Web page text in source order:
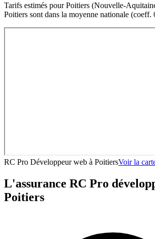
Tarifs estimés pourPoitiers (Nouvelle-
Poitiers sont dans la moyenne nationale (coeff.
RC Pro Développeur web à PoitiersVoir la
L'assurance RC Pro
Poitiers